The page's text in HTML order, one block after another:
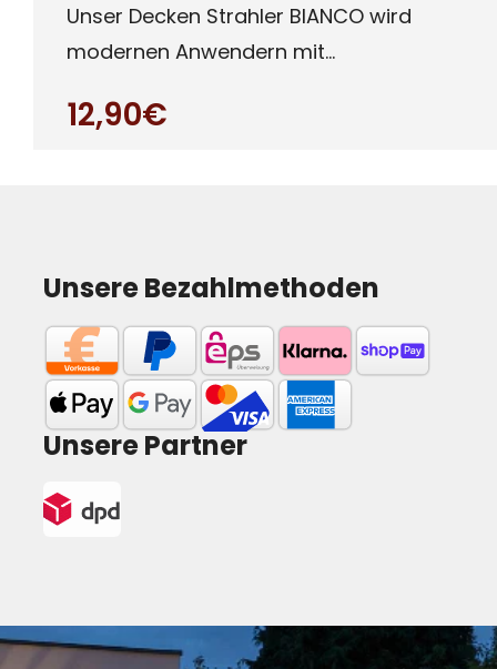
Unser Decken Strahler BIANCO wird
modernen Anwendern mit
flaches (c
12,90€
Unsere Bezahlmethoden
Unsere Partner